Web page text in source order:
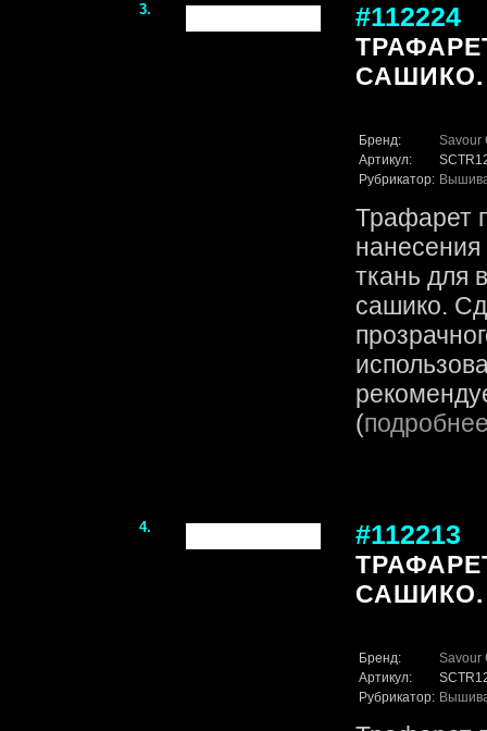
3. #112224
САШИКО.
Бренд:
Savour
Артикул:
Рубрикатор:
Трафарет
нанесения
ткань для
сашико.
(
4. #112213
САШИКО.
Бренд:
Savour
Артикул:
Рубрикатор: